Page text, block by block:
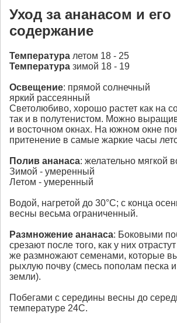
Уход за ананасом и его
содержание
Температура летом 18 - 25
Температура зимой 18 - 19
Освещение: прямой солнечный
яркий рассеянный
Светолюбиво, хорошо растет как на
так и в полутенистом. Можно
и восточном окнах. На южном окне
притенение в самые жаркие часы
Полив ананаса: желательно мягкой
Зимой - умеренный
Летом - умеренный
Водой, нагретой до 30°С; с конца
весны весьма ограниченный.
Размножение ананаса: Боковыми
срезают после того, как у них
же размножают семенами, которые
рыхлую почву (смесь пополам песка
земли).
Побегами с середины весны до
температуре 24С.